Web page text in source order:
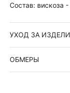
Состав: вискоза
УХОД ЗА
ОБМЕРЫ